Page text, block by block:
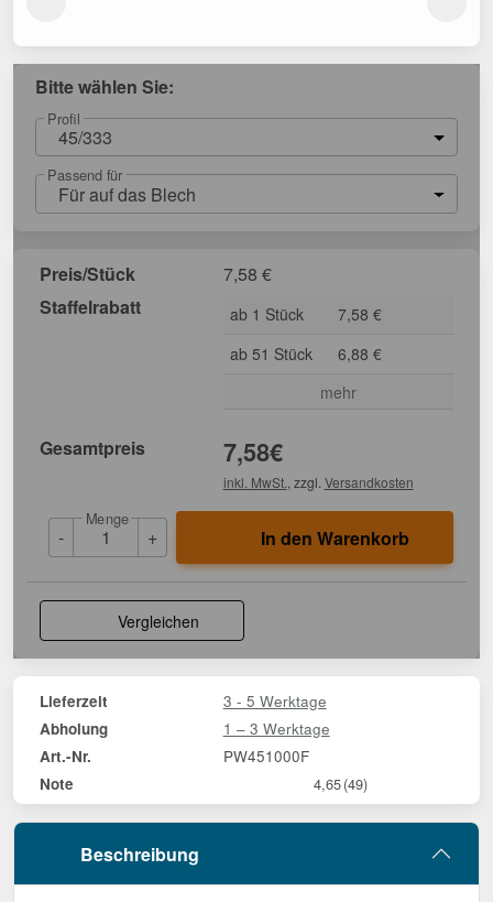
Bitte wählen Sie:
Profil
45/333
Passend für
Für auf das Blech
Preis/Stück 7,58 €
Staffelrabatt
ab 1 Stück
7,58 €
ab 51 Stück
6,88 €
mehr
Gesamtpreis 7,58€
inkl. MwSt. , zzgl. Versandkosten
-
Menge
+ In den Warenkorb
Vergleichen
Lieferzeit 3 - 5 Werktage
Abholung 1 – 3 Werktage
Art.-Nr. PW451000F
Note 4,65(49)
Beschreibung